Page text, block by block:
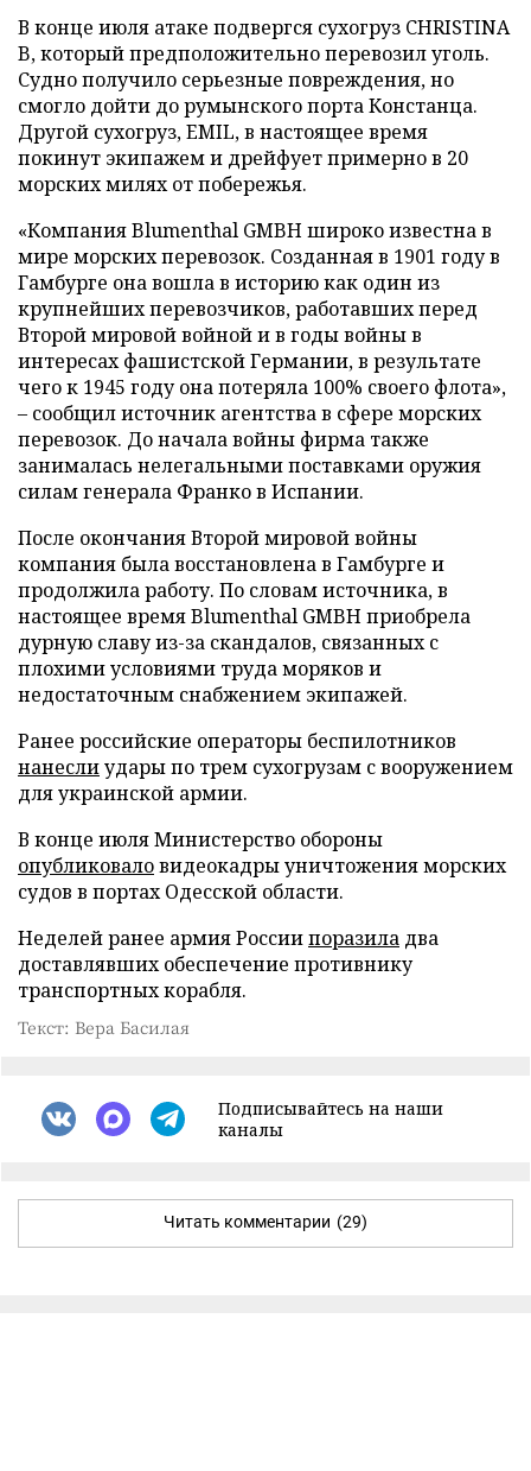
В конце июля атаке подвергся сухогруз CHRISTINA
B, который предположительно перевозил уголь.
Судно получило серьезные повреждения, но
смогло дойти до румынского порта Констанца.
Другой сухогруз, EMIL, в настоящее время
покинут экипажем и дрейфует примерно в 20
морских милях от побережья.
«Компания Blumenthal GMBH широко известна в
мире морских перевозок. Созданная в 1901 году в
Гамбурге она вошла в историю как один из
крупнейших перевозчиков, работавших перед
Второй мировой войной и в годы войны в
интересах фашистской Германии, в результате
чего к 1945 году она потеряла 100% своего флота»,
– сообщил источник агентства в сфере морских
перевозок. До начала войны фирма также
занималась нелегальными поставками оружия
силам генерала Франко в Испании.
После окончания Второй мировой войны
компания была восстановлена в Гамбурге и
продолжила работу. По словам источника, в
настоящее время Blumenthal GMBH приобрела
дурную славу из-за скандалов, связанных с
плохими условиями труда моряков и
недостаточным снабжением экипажей.
Ранее российские операторы беспилотников
нанеслиудары по трем сухогрузам с вооружением
для украинской армии.
В конце июля Министерство обороны
опубликоваловидеокадры уничтожения морских
судов в портах Одесской области.
Неделей ранее армия Россиипоразила два
доставлявших обеспечение противнику
транспортных корабля.
Текст: Вера Басилая
Подписывайтесь на наши
каналы
Читать комментарии (29)